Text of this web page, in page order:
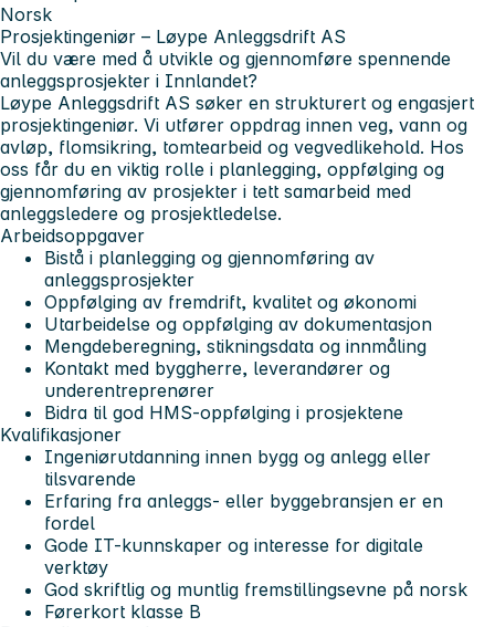
Norsk
Prosjektingeniør – Løype Anleggsdrift AS
Vil du være med å utvikle og gjennomføre spennende
anleggsprosjekter i Innlandet?
Løype Anleggsdrift AS søker en strukturert og engasjert
prosjektingeniør. Vi utfører oppdrag innen veg, vann og
avløp, flomsikring, tomtearbeid og vegvedlikehold. Hos
oss får du en viktig rolle i planlegging, oppfølging og
gjennomføring av prosjekter i tett samarbeid med
anleggsledere og prosjektledelse.
Arbeidsoppgaver
Bistå i planlegging og gjennomføring av
anleggsprosjekter
Oppfølging av fremdrift, kvalitet og økonomi
Utarbeidelse og oppfølging av dokumentasjon
Mengdeberegning, stikningsdata og innmåling
Kontakt med byggherre, leverandører og
underentreprenører
Bidra til god HMS-oppfølging i prosjektene
Kvalifikasjoner
Ingeniørutdanning innen bygg og anlegg eller
tilsvarende
Erfaring fra anleggs- eller byggebransjen er en
fordel
Gode IT-kunnskaper og interesse for digitale
verktøy
God skriftlig og muntlig fremstillingsevne på norsk
Førerkort klasse B